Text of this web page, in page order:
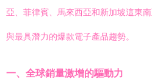
亞、菲律賓、馬來西亞和新加坡這東
與最具潛力的爆款電子產品趨勢。
一、全球銷量激增的驅動力